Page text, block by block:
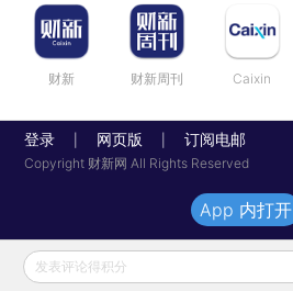
财新 财新周刊 Caixin
登录 网页版 订阅电邮
Copyright 财新网 All Rights Reserved
发表评论得积分
App 内打开